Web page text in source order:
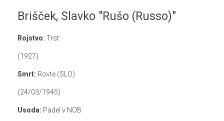
Brišček, Slavko "Rušo (Russo)"
Rojstvo: Trst
(1927)
Smrt: Rovte (SLO)
(24/03/1945)
Usoda: Padel v NOB